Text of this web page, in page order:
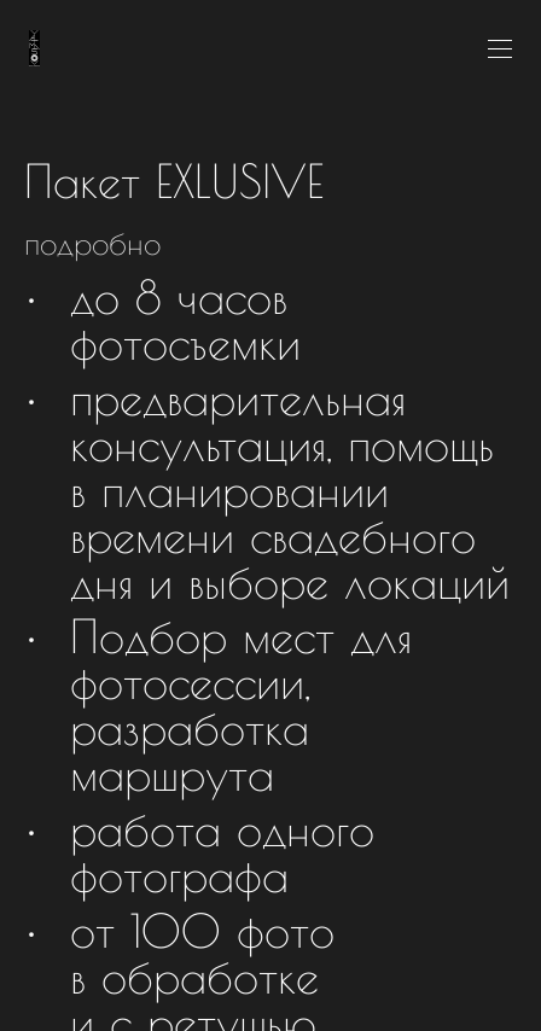
Пакет EXLUSIVE
подробно
до 8 часов
фотосъемки
предварительная
консультация, помощь
в планировании
времени свадебного
дня и выборе локаций
Подбор мест для
фотосессии,
разработка
маршрута
работа одного
фотографа
от 100 фото
в обработке